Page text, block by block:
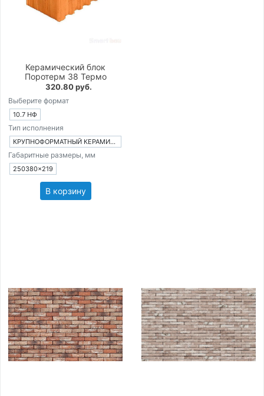
Керамический блок
Поротерм 38 Термо
320.80 руб.
Выберите формат
10.7 НФ
Тип исполнения
КРУПНОФОРМАТНЫЙ КЕРАМИЧЕСКИЙ БЛОК
Габаритные размеры, мм
250380×219
В корзину